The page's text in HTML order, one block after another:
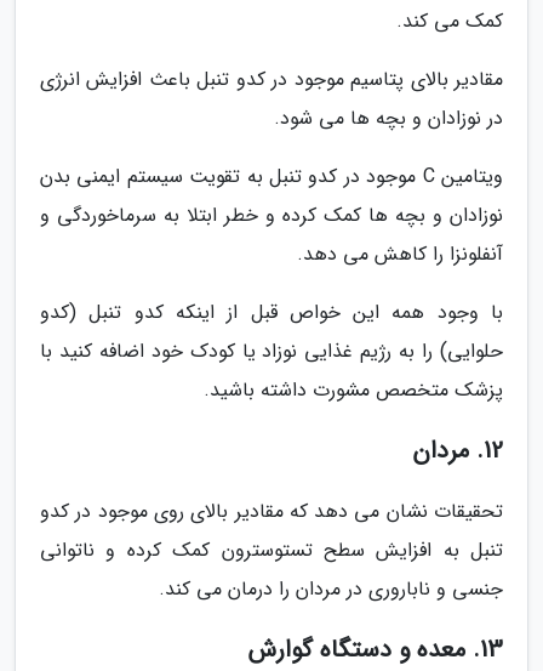
کمک می کند.
مقادیر بالای پتاسیم موجود در کدو تنبل باعث افزایش انرژی
در نوزادان و بچه ها می شود.
ویتامین C موجود در کدو تنبل به تقویت سیستم ایمنی بدن
نوزادان و بچه ها کمک کرده و خطر ابتلا به سرماخوردگی و
آنفلونزا را کاهش می دهد.
با وجود همه این خواص قبل از اینکه کدو تنبل (کدو
حلوایی) را به رژیم غذایی نوزاد یا کودک خود اضافه کنید با
پزشک متخصص مشورت داشته باشید.
12. مردان
تحقیقات نشان می دهد که مقادیر بالای روی موجود در کدو
تنبل به افزایش سطح تستوسترون کمک کرده و ناتوانی
جنسی و ناباروری در مردان را درمان می کند.
13. معده و دستگاه گوارش